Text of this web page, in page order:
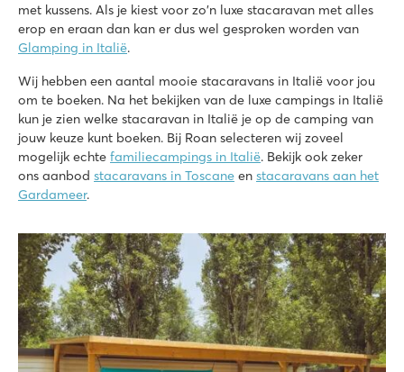
★ ★ ★
3 grote ondiepe lagunebaden met brede glijbaan
Bezoek het gezellige San Vincenzo
Bella Italia
Bella Italia
Italië - Noord-Italië - Gardameer - Peschiera del Garda
★ ★ ★
Groot zwembadcomplex met wel 8 zwembaden
Pretpark Gardaland om de hoek en topfaciliteiten voor
Leuke restaurants met uitzicht over Gardameer
Cisano/San Vito
Cisano/San Vito
Italië - Noord-Italië - Gardameer - Cisano
met kussens. Als je kiest voor zo'n luxe stacaravan met alles
erop en eraan dan kan er dus wel gesproken worden van
Glamping in Italië.
Wij hebben een aantal mooie stacaravans in Italië voor jou
om te boeken. Na het bekijken van de luxe campings in Italië
kun je zien welke stacaravan in Italië je op de camping van
jouw keuze kunt boeken. Bij Roan selecteren wij zoveel
mogelijk echte familiecampings in Italië. Bekijk ook zeker
ons aanbod stacaravans in Toscane en stacaravans aan het
Gardameer.